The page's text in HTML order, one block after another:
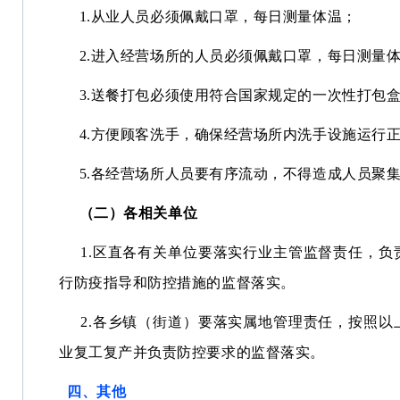
1.从业人员必须佩戴口罩，每日测量体温；
2.进入经营场所的人员必须佩戴口罩，每日测量
3.送餐打包必须使用符合国家规定的一次性打包
4.方便顾客洗手，确保经营场所内洗手设施运行
5.各经营场所人员要有序流动，不得造成人员聚
（二）各相关单位
1.区直各有关单位要落实行业主管监督责任，负
行防疫指导和防控措施的监督落实。
2.各乡镇（街道）要落实属地管理责任，按照以
业复工复产并负责防控要求的监督落实。
四、其他